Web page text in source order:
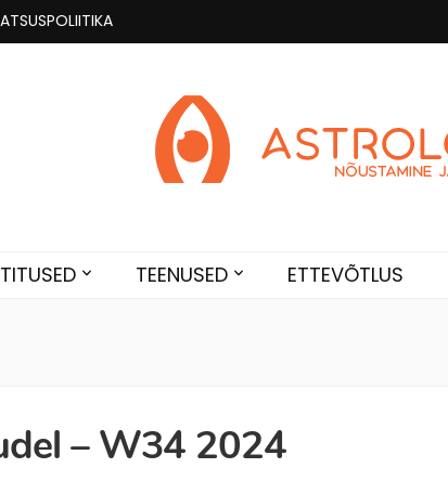
TEENUSED ETTEVÕTLUS
– W34 2024